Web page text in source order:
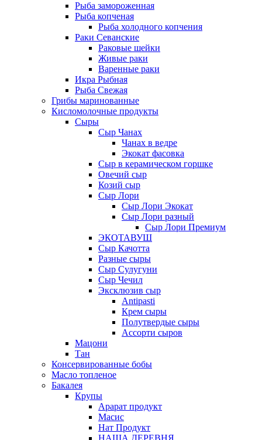
Рыба замороженная
Рыба копченая
Рыба холодного копчения
Раки Севанские
Раковые шейки
Живые раки
Варенные раки
Икра Рыбная
Рыба Свежая
Грибы маринованные
Кисломолочные продукты
Сыры
Сыр Чанах
Чанах в ведре
Экокат фасовка
Сыр в керамическом горшке
Овечий сыр
Козий сыр
Сыр Лори
Сыр Лори Экокат
Сыр Лори разный
Сыр Лори Премиум
ЭКОТАВУШ
Сыр Качотта
Разные сыры
Сыр Сулугуни
Сыр Чечил
Эксклюзив сыр
Antipasti
Крем сыры
Полутвердые сыры
Ассорти сыров
Мацони
Тан
Консервированные бобы
Масло топленое
Бакалея
Крупы
Арарат продукт
Масис
Нат Продукт
НАША ДЕРЕВНЯ